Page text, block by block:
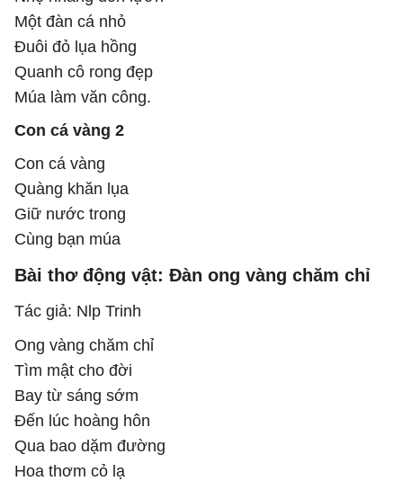
Một đàn cá nhỏ
Đuôi đỏ lụa hồng
Quanh cô rong đẹp
Múa làm văn công.
Con cá vàng 2
Con cá vàng
Quàng khăn lụa
Giữ nước trong
Cùng bạn múa
Bài thơ động vật: Đàn ong vàng chăm chỉ
Tác giả: Nlp Trinh
Ong vàng chăm chỉ
Tìm mật cho đời
Bay từ sáng sớm
Đến lúc hoàng hôn
Qua bao dặm đường
Hoa thơm cỏ lạ